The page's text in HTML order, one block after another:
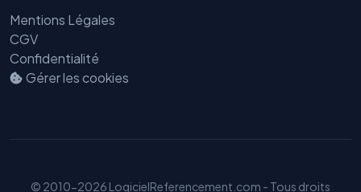
Mentions Légales
CGV
Confidentialité
Gérer les cookies
© 2010-2026 LogicielReferencement.com - Tous droits